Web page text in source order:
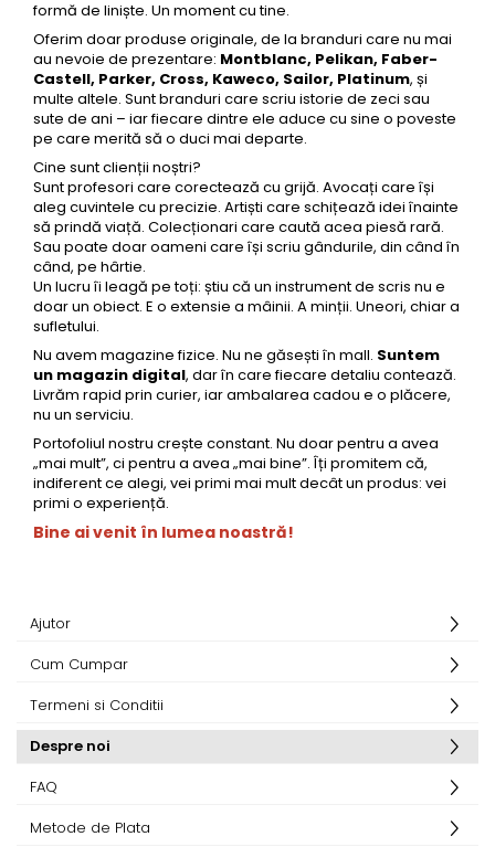
Montegrappa
Monteverde USA
Namiki
Parker
Pelikan
Penac
Pilot
Custom 743
Platinum
Porsche Design
Princ Leather
Rhodia
Rotring
Private Reserve Ink
Scrikss
Staedtler
Sharpie
Tibaldi
Ultima ocazie
Markere
Etuiuri
Accesorii
Tocuri
Seturi Essentio
Seturi Grip 2010 & 2011
Seturi Poly
Seturi Pelikan
Seturi Pelikan Souveran
Seturi Pelikan Classic
Seturi Pelikan Jazz
Seturi Lamy
Seturi Sailor
Seturi Pro Gear Sailor
Seturi Caran d'Ache
Seturi Leman
Seturi Ecridor
Seturi Cross
Seturi Cross Bailey Light
Seturi Cross ATX
Seturi Cross Bailey
Seturi Cross Calais
Seturi Icon
Seturi VFM
Seturi Waterman
Seturi Hemisphere
Seturi Pilot
Seturi Custom
Accesorii pentru Artisti
Creioane Tehnice
Ascutitori
Radiere Arta si Grafica
Taiere
Hartie Creativ
Sigilii
Rezerva Radiera Creion Mecanic
formă de liniște. Un moment cu tine.
Oferim doar produse originale, de la branduri care nu mai
au nevoie de prezentare: Montblanc, Pelikan, Faber-
Castell, Parker, Cross, Kaweco, Sailor, Platinum, și
multe altele. Sunt branduri care scriu istorie de zeci sau
sute de ani – iar fiecare dintre ele aduce cu sine o poveste
pe care merită să o duci mai departe.
Cine sunt clienții noștri?
Sunt profesori care corectează cu grijă. Avocați care își
aleg cuvintele cu precizie. Artiști care schițează idei înainte
să prindă viață. Colecționari care caută acea piesă rară.
Sau poate doar oameni care își scriu gândurile, din când în
când, pe hârtie.
Un lucru îi leagă pe toți: știu că un instrument de scris nu e
doar un obiect. E o extensie a mâinii. A minții. Uneori, chiar a
sufletului.
Nu avem magazine fizice. Nu ne găsești în mall. Suntem
un magazin digital, dar în care fiecare detaliu contează.
Livrăm rapid prin curier, iar ambalarea cadou e o plăcere,
nu un serviciu.
Portofoliul nostru crește constant. Nu doar pentru a avea
„mai mult”, ci pentru a avea „mai bine”. Îți promitem că,
indiferent ce alegi, vei primi mai mult decât un produs: vei
primi o experiență.
Bine ai venit în lumea noastră!
Ajutor
Cum Cumpar
Termeni si Conditii
Despre noi
FAQ
Metode de Plata